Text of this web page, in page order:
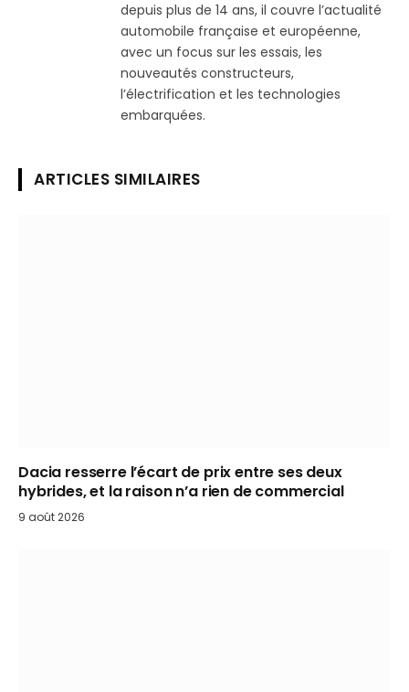
depuis plus de 14 ans, il couvre l’actualité
automobile française et européenne,
avec un focus sur les essais, les
nouveautés constructeurs,
l’électrification et les technologies
embarquées.
ARTICLES SIMILAIRES
Dacia resserre l’écart de prix entre ses deux
hybrides, et la raison n’a rien de commercial
9 août 2026